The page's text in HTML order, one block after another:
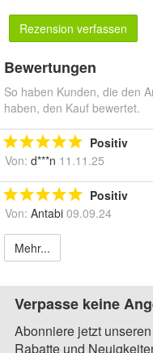
Rezension verfassen
Bewertungen
So haben Kunden, die den
haben, den Kauf bewertet.
Positiv
Von: d***n 11.11.25
Positiv
Von: Antabi 09.09.24
Mehr...
Verpasse keine
Abonniere jetzt
Rabatte und